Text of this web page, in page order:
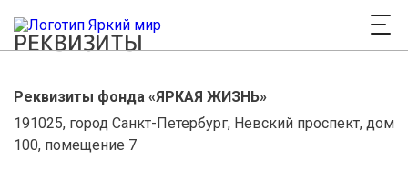
РЕКВИЗИТЫ
Реквизиты фонда «ЯРКАЯ ЖИЗНЬ»
191025, город Санкт-Петербург, Невский проспект, дом
100, помещение 7